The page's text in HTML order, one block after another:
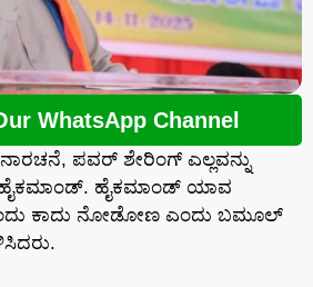
WhatsApp Channel
ಪವರ್ ಶೇರಿಂಗ್ ಎಲ್ಲವನ್ನು
ಹೈಕಮಾಂಡ್. ಹೈಕಮಾಂಡ್ ಯಾವ
ಕಾದು ನೋಡೋಣ ಎಂದು ಬಮೂಲ್